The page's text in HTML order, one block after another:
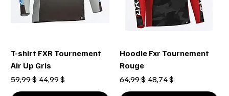
T-shirt FXR Tournement
Air Up Gris
Prix original
59,99 $ Prix promotionnel
44,99 $
Hoodie Fxr Tournement
Rouge
Prix original
64,99 $ Prix promotionnel
48,74 $